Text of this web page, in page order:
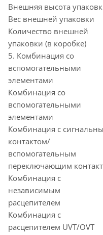
Внешняя высота
Вес внешней упаковки
Количество внешней
упаковки (в коробке)
5. Комбинация со
вспомогательными
элементами
Комбинация со
вспомогательными
элементами
Комбинация с
контактом/
вспомогательным
переключающим
Комбинация с
независимым
расцепителем
Комбинация с
расцепителем UVT/OVT